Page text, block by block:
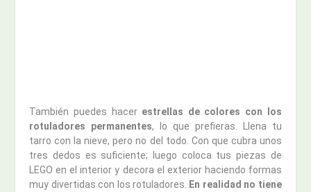
También puedes hacer estrellas de colores con los
rotuladores permanentes, lo que prefieras. Llena tu
tarro con la nieve, pero no del todo. Con que cubra unos
tres dedos es suficiente; luego coloca tus piezas de
LEGO en el interior y decora el exterior haciendo formas
muy divertidas con los rotuladores. En realidad no tiene